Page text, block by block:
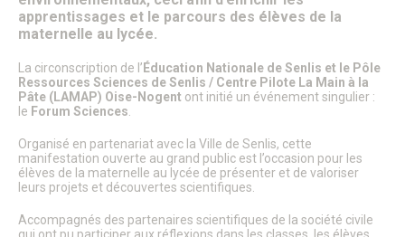
Le Sentier des Faubourgs de Senlis
Senlis, ville de Cinéma – Infos pratiques
Fonds de dotation
Senlis, ville connectée
Senlis sur internet et sur les réseaux sociaux
Application officielle de la ville
Kiosques
FOCUS – Le Pays d’Art et d’Histoire
Musées de Senlis – Guide d’activités
PARCOURS – Sur les traces de la Grande Guerre
Passeport du civisme
apprentissages et le parcours des élèves de la
maternelle au lycée.
La circonscription de l’ Éducation Nationale de Senlis et le Pôle
Ressources Sciences de Senlis / Centre Pilote La Main à la
Pâte (LAMAP) Oise-Nogent ont initié un événement singulier :
le Forum Sciences.
Organisé en partenariat avec la Ville de Senlis, cette
manifestation ouverte au grand public est l’occasion pour les
élèves de la maternelle au lycée de présenter et de valoriser
leurs projets et découvertes scientifiques.
Accompagnés des partenaires scientifiques de la société civile